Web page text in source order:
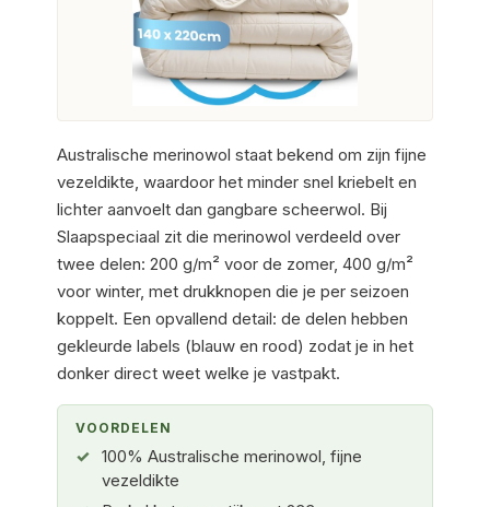
Australische merinowol staat bekend om zijn fijne
vezeldikte, waardoor het minder snel kriebelt en
lichter aanvoelt dan gangbare scheerwol. Bij
Slaapspeciaal zit die merinowol verdeeld over
twee delen: 200 g/m² voor de zomer, 400 g/m²
voor winter, met drukknopen die je per seizoen
koppelt. Een opvallend detail: de delen hebben
gekleurde labels (blauw en rood) zodat je in het
donker direct weet welke je vastpakt.
VOORDELEN
100% Australische merinowol, fijne
vezeldikte